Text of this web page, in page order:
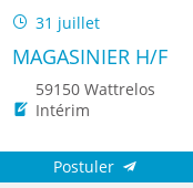
31 juillet
MAGASINIER H/F
59150 Wattrelos
Intérim
Postuler